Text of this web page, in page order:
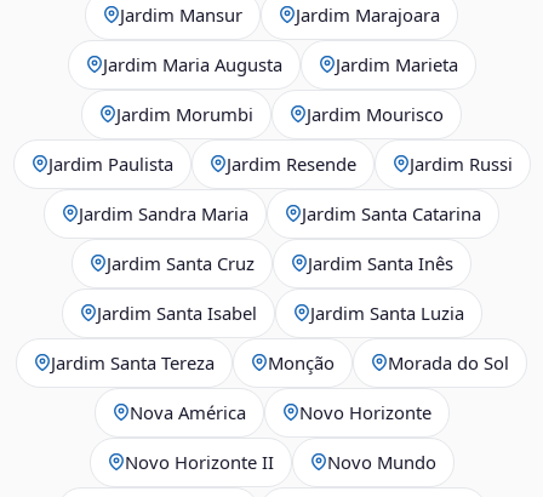
Jardim Mansur Jardim Marajoara
Jardim Maria Augusta Jardim Marieta
Jardim Morumbi Jardim Mourisco
Jardim Paulista Jardim Resende Jardim Russi
Jardim Sandra Maria Jardim Santa Catarina
Jardim Santa Cruz Jardim Santa Inês
Jardim Santa Isabel Jardim Santa Luzia
Jardim Santa Tereza Monção Morada do Sol
Nova América Novo Horizonte
Novo Horizonte II Novo Mundo